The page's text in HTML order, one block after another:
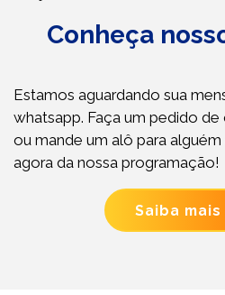
Conheça
Estamos aguardando sua
whatsapp. Faça um pedido
ou mande um alô para
agora da nossa programação!
Saiba mais